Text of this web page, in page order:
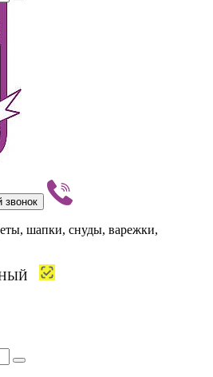
звонок
шапки, снуды, варежки,